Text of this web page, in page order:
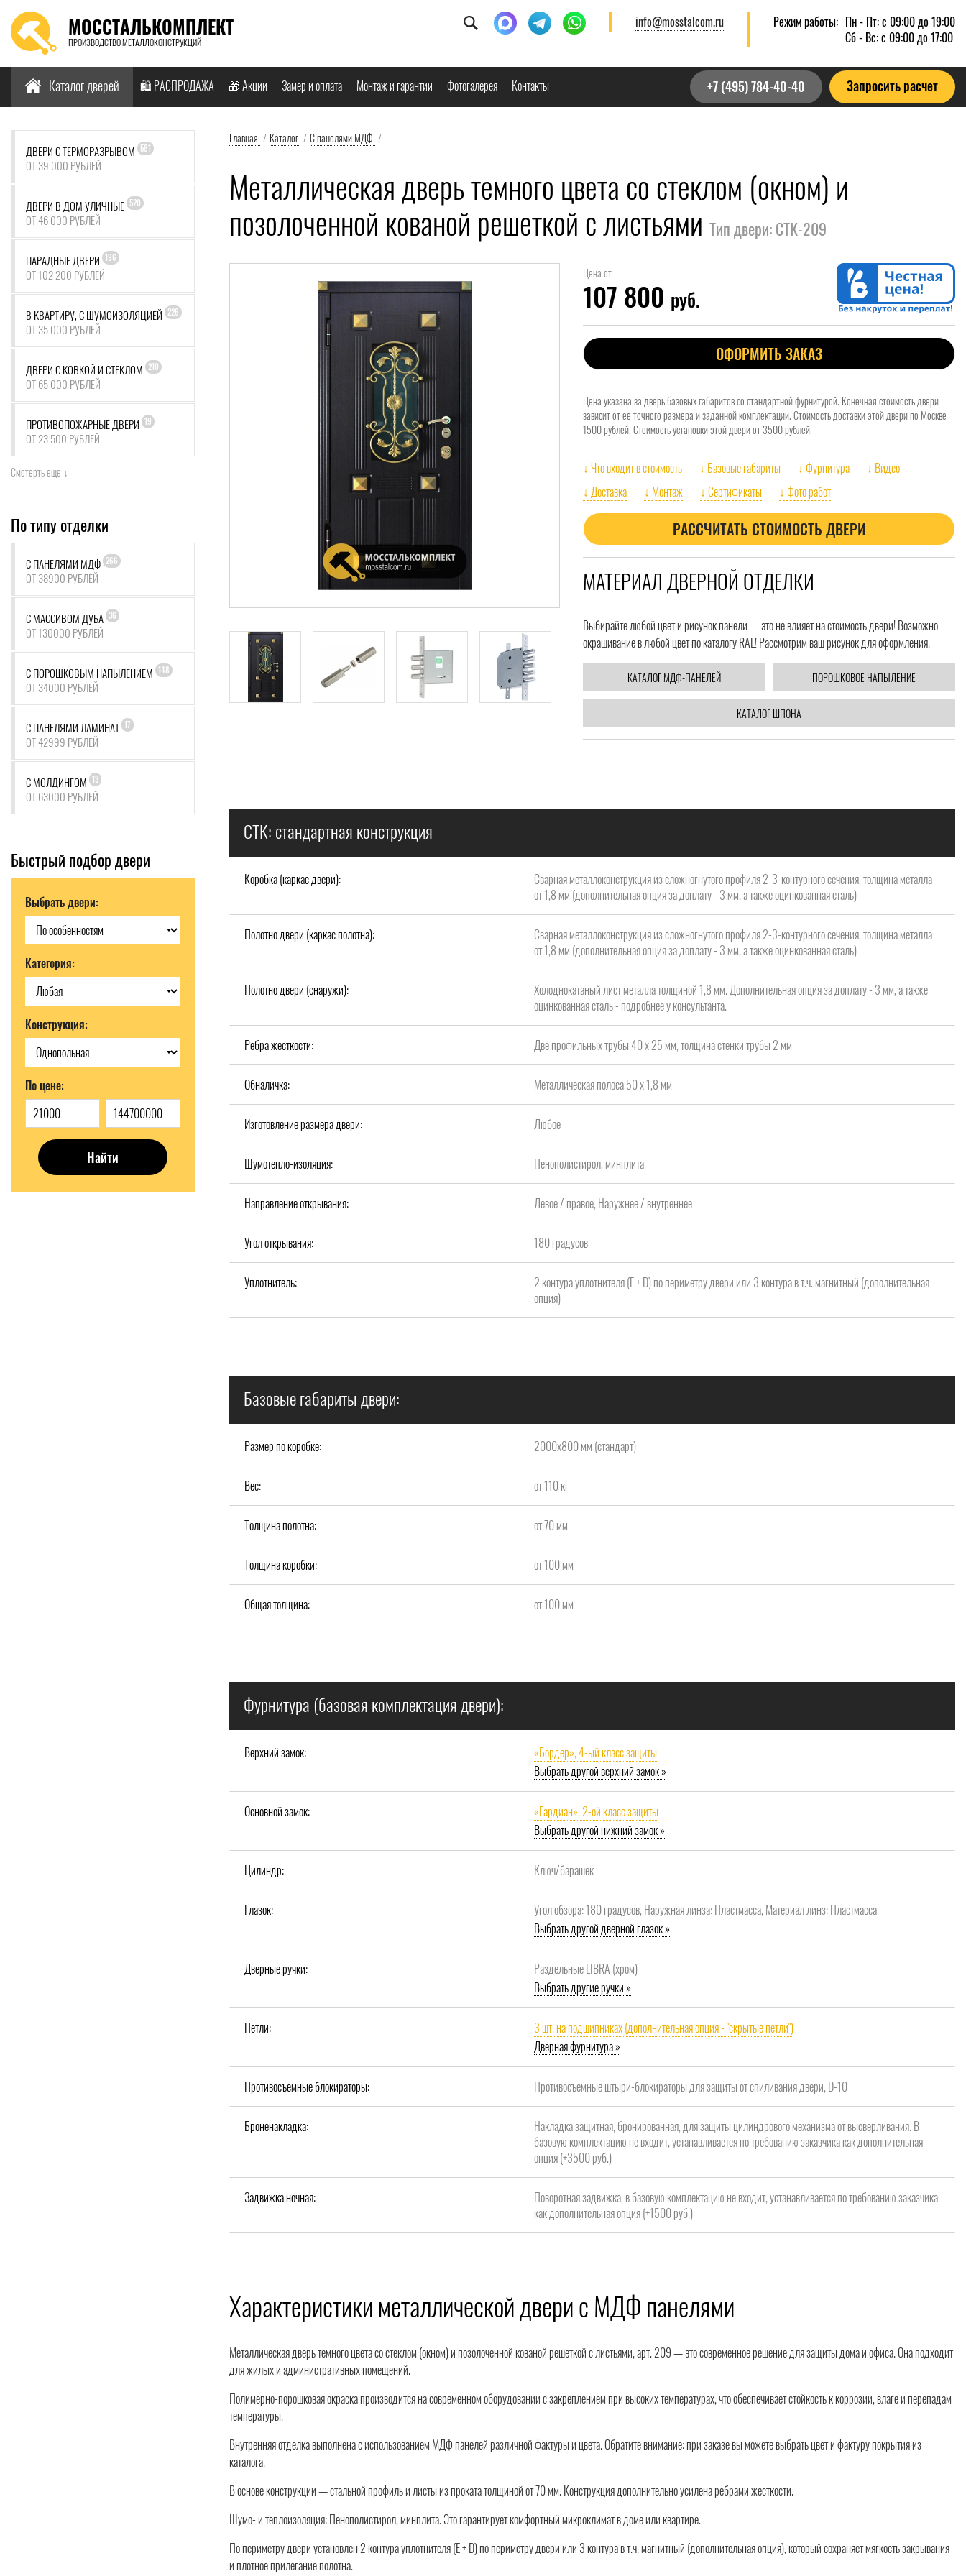
МОССТАЛЬКОМПЛЕКТ
ПРОИЗВОДСТВО МЕТАЛЛОКОНСТРУКЦИЙ
info@mosstalcom.ru Режим работы: Пн - Пт: с 09:00 до 19:00
Сб - Вс: с 09:00 до 17:00
Каталог дверей 🛍️ РАСПРОДАЖА 🎁 Акции Замер и оплата Монтаж и гарантии Фотогалерея Контакты +7 (495) 784-40-40 Запросить расчет
ДВЕРИ С ТЕРМОРАЗРЫВОМ 581
ОТ 39 000 РУБЛЕЙ
ДВЕРИ В ДОМ УЛИЧНЫЕ 520
ОТ 46 000 РУБЛЕЙ
ПАРАДНЫЕ ДВЕРИ 196
ОТ 102 200 РУБЛЕЙ
В КВАРТИРУ, С ШУМОИЗОЛЯЦИЕЙ 226
ОТ 35 000 РУБЛЕЙ
ДВЕРИ С КОВКОЙ И СТЕКЛОМ 210
ОТ 65 000 РУБЛЕЙ
ПРОТИВОПОЖАРНЫЕ ДВЕРИ 19
ОТ 23 500 РУБЛЕЙ
Смотерть еще ↓
По типу отделки
С ПАНЕЛЯМИ МДФ 266
ОТ 38900 РУБЛЕЙ
С МАССИВОМ ДУБА 36
ОТ 130000 РУБЛЕЙ
С ПОРОШКОВЫМ НАПЫЛЕНИЕМ 148
ОТ 34000 РУБЛЕЙ
С ПАНЕЛЯМИ ЛАМИНАТ 17
ОТ 42999 РУБЛЕЙ
С МОЛДИНГОМ 13
ОТ 63000 РУБЛЕЙ
Быстрый подбор двери
Выбрать двери:
Категория:
Конструкция:
По цене:
Найти
Главная / Каталог /С панелями МДФ /
Металлическая дверь темного цвета со стеклом (окном) и
позолоченной кованой решеткой с листьями Тип двери: СТК-209
Цена от
107 800 руб.
ОФОРМИТЬ ЗАКАЗ
Цена указана за дверь базовых габаритов со стандартной фурнитурой. Конечная стоимость двери
зависит от ее точного размера и заданной комплектации. Стоимость доставки этой двери по Москве
1500 рублей. Стоимость установки этой двери от 3500 рублей.
↓ Что входит в стоимость ↓ Базовые габариты ↓ Фурнитура
↓ Видео
↓ Доставка
↓ Монтаж ↓ Сертификаты ↓ Фото работ
РАССЧИТАТЬ СТОИМОСТЬ ДВЕРИ
МАТЕРИАЛ ДВЕРНОЙ ОТДЕЛКИ
Выбирайте любой цвет и рисунок панели — это не влияет на стоимость двери! Возможно
окрашивание в любой цвет по каталогу RAL! Рассмотрим ваш рисунок для оформления.
КАТАЛОГ МДФ-ПАНЕЛЕЙ ПОРОШКОВОЕ НАПЫЛЕНИЕ
КАТАЛОГ ШПОНА
СТК: стандартная конструкция
Коробка (каркас двери):
Сварная металлоконструкция из сложногнутого профиля 2-3-контурного сечения, толщина металла
от 1,8 мм (дополнительная опция за доплату - 3 мм, а также оцинкованная сталь)
Полотно двери (каркас полотна):
Сварная металлоконструкция из сложногнутого профиля 2-3-контурного сечения, толщина металла
от 1,8 мм (дополнительная опция за доплату - 3 мм, а также оцинкованная сталь)
Полотно двери (снаружи):
Холоднокатаный лист металла толщиной 1,8 мм. Дополнительная опция за доплату - 3 мм, а также
оцинкованная сталь - подробнее у консультанта.
Ребра жесткости: Две профильных трубы 40 х 25 мм, толщина стенки трубы 2 мм
Обналичка: Металлическая полоса 50 х 1,8 мм
Изготовление размера двери: Любое
Шумотепло-изоляция: Пенополистирол, минплита
Направление открывания: Левое / правое, Наружнее / внутреннее
Угол открывания: 180 градусов
Уплотнитель:
2 контура уплотнителя (Е + D) по периметру двери или 3 контура в т.ч. магнитный (дополнительная
опция)
Базовые габариты двери:
Размер по коробке: 2000x800 мм (стандарт)
Вес: от 110 кг
Толщина полотна: от 70 мм
Толщина коробки: от 100 мм
Общая толщина: от 100 мм
Фурнитура (базовая комплектация двери):
Верхний замок:
«Бордер», 4-ый класс защиты
Выбрать другой верхний замок »
Основной замок:
«Гардиан», 2-ой класс защиты
Выбрать другой нижний замок »
Цилиндр: Ключ/барашек
Глазок:
Угол обзора: 180 градусов, Наружная линза: Пластмасса, Материал линз: Пластмасса
Выбрать другой дверной глазок »
Дверные ручки:
Раздельные LIBRA (хром)
Выбрать другие ручки »
Петли:
3 шт. на подшипниках (дополнительная опция - "скрытые петли")
Дверная фурнитура »
Противосъемные блокираторы: Противосъемные штыри-блокираторы для защиты от спиливания двери, D-10
Броненакладка:
Накладка защитная, бронированная, для защиты цилиндрового механизма от высверливания. В
базовую комплектацию не входит, устанавливается по требованию заказчика как дополнительная
опция (+3500 руб.)
Задвижка ночная:
Поворотная задвижка, в базовую комплектацию не входит, устанавливается по требованию заказчика
как дополнительная опция (+1500 руб.)
Характеристики металлической двери с МДФ панелями
Металлическая дверь темного цвета со стеклом (окном) и позолоченной кованой решеткой с листьями, арт. 209 — это современное решение для защиты дома и офиса. Она подходит
для жилых и административных помещений.
Полимерно-порошковая окраска производится на современном оборудовании с закреплением при высоких температурах, что обеспечивает стойкость к коррозии, влаге и перепадам
температуры.
Внутренняя отделка выполнена с использованием МДФ панелей различной фактуры и цвета. Обратите внимание: при заказе вы можете выбрать цвет и фактуру покрытия из
каталога.
В основе конструкции — стальной профиль и листы из проката толщиной от 70 мм. Конструкция дополнительно усилена ребрами жесткости.
Шумо- и теплоизоляция: Пенополистирол, минплита. Это гарантирует комфортный микроклимат в доме или квартире.
По периметру двери установлен 2 контура уплотнителя (Е + D) по периметру двери или 3 контура в т.ч. магнитный (дополнительная опция), который сохраняет мягкость закрывания
и плотное прилегание полотна.